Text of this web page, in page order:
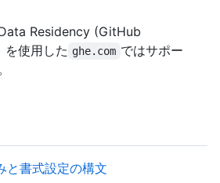
Residency (GitHub
使用した ghe.com ではサポー
と書式設定の構文